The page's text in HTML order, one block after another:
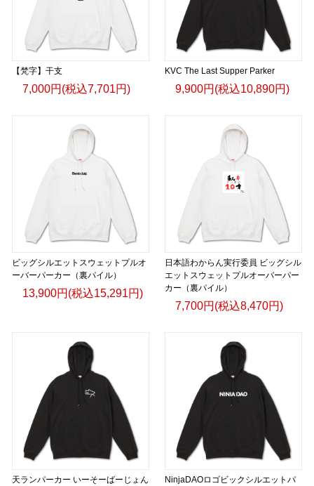
【梵字】干支
7,000円(税込7,701円)
KVC The Last Supper Parker
9,900円(税込10,890円)
ビッグシルエットスウェットプルオ
ーバーパーカー（裏パイル）
13,900円(税込15,291円)
日本語わからん実行委員 ビッグシル
エットスウェットプルオーバーパー
カー（裏パイル）
7,700円(税込8,470円)
天ランパーカー いーそーばーじょん
NinjaDAOロゴビックシルエットパ